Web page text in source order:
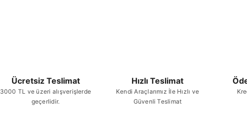
Ücretsiz Teslimat
3000 TL ve üzeri alışverişlerde
geçerlidir.
Hızlı Teslimat
Kendi Araçlarımız İle Hızlı ve
Güvenli Teslimat